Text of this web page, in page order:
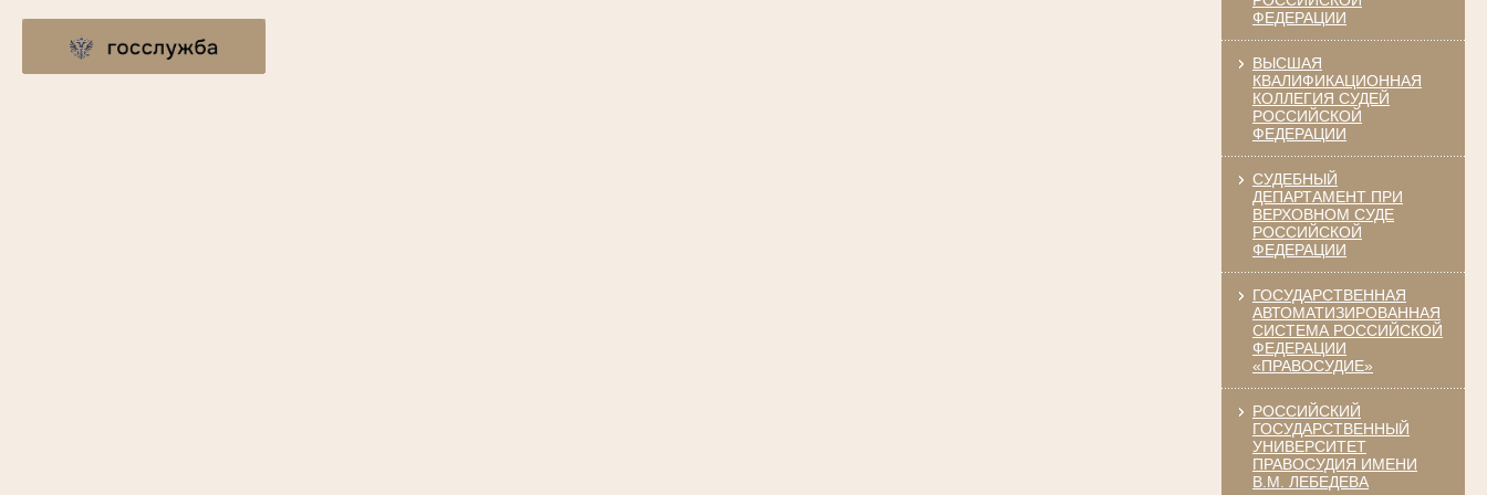
ФЕДЕРАЦИИ
ВЫСШАЯ
КВАЛИФИКАЦИОННАЯ
КОЛЛЕГИЯ СУДЕЙ
РОССИЙСКОЙ
ФЕДЕРАЦИИ
СУДЕБНЫЙ
ДЕПАРТАМЕНТ ПРИ
ВЕРХОВНОМ СУДЕ
РОССИЙСКОЙ
ФЕДЕРАЦИИ
ГОСУДАРСТВЕННАЯ
АВТОМАТИЗИРОВАННАЯ
СИСТЕМА РОССИЙСКОЙ
ФЕДЕРАЦИИ
«ПРАВОСУДИЕ»
РОССИЙСКИЙ
ГОСУДАРСТВЕННЫЙ
УНИВЕРСИТЕТ
ПРАВОСУДИЯ ИМЕНИ
В.М. ЛЕБЕДЕВА